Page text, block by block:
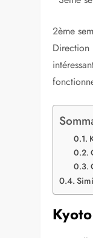
• 1ère
• 2ème
• 3ème
2ème